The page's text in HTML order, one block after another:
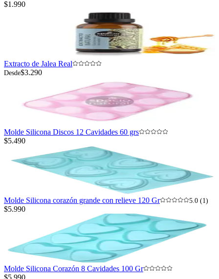
$1.990
Extracto de Jalea Real
Desde$3.290
Molde Silicona Discos 12 Cavidades 60 grs
$5.490
Molde Silicona corazón grande con relieve 120 Gr 5.0 (1)
$5.990
Molde Silicona Corazón 8 Cavidades 100 Gr
$5.990